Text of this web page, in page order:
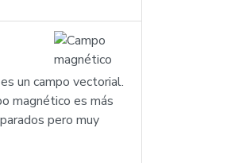
un campo vectorial.
magnético es más
pero muy